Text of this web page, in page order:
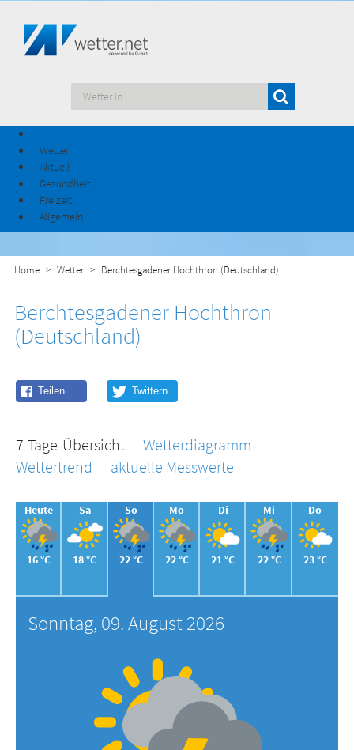
Wetter
Aktuell
Gesundheit
Freizeit
Allgemein
Home Wetter Berchtesgadener Hochthron (Deutschland)
Berchtesgadener Hochthron
(Deutschland)
7-Tage-Übersicht
Wetterdiagramm
Wettertrend
aktuelle Messwerte
Heute
16 °C
Sa
18 °C
So
22 °C
Mo
22 °C
Di
21 °C
Mi
22 °C
Do
23 °C
Sonntag, 09. August 2026